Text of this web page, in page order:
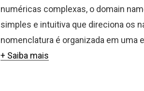
numéricas complexas, o domain
simples e intuitiva que direciona os
nomenclatura é organizada em uma
+ Saiba mais